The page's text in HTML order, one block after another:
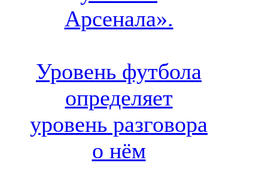
Арсенала».
Уровень футбола
определяет
уровень разговора
о нём